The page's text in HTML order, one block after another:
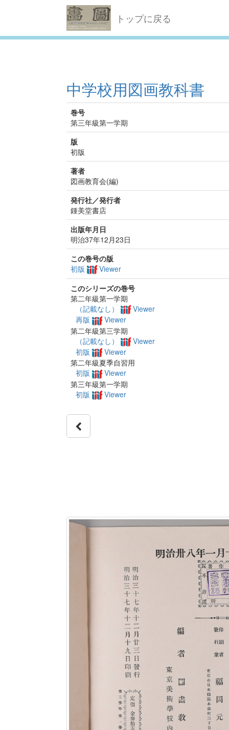
トップに戻る
中学校用図画教科書
巻号
第三年級第一学期
版
初版
著者
図画教育会(編)
発行社／発行者
鍾美堂書店
出版年月日
明治37年12月23日
この巻号の版
初版
Viewer
このシリーズの巻号
第二年級第一学期
（記載なし）
Viewer
再版
Viewer
第二年級第三学期
（記載なし）
Viewer
初版
Viewer
第二年級夏季自習用
初版
Viewer
第三年級第一学期
初版
Viewer